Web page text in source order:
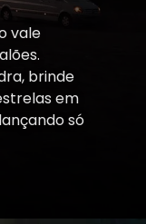
vale
brinde
em
só